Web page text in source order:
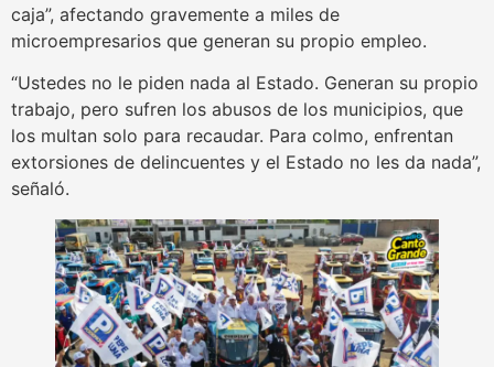
caja”, afectando gravemente a miles de
microempresarios que generan su propio empleo.
“Ustedes no le piden nada al Estado. Generan su propio
trabajo, pero sufren los abusos de los municipios, que
los multan solo para recaudar. Para colmo, enfrentan
extorsiones de delincuentes y el Estado no les da nada”,
señaló.